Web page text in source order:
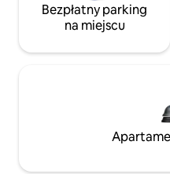
Bezpłatny parking
na miejscu